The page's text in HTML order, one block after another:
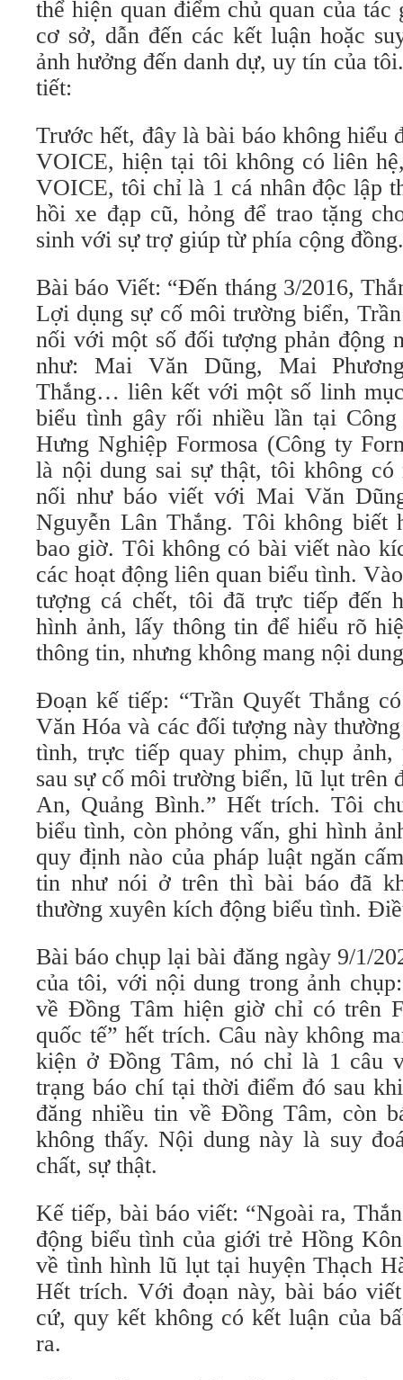
thể hiện quan điểm chủ quan của
cơ sở, dẫn đến các kết luận hoặc
ảnh hưởng đến danh dự, uy tín của
tiết:
Trước hết, đây là bài báo không hiểu
VOICE, hiện tại tôi không có liên
VOICE, tôi chỉ là 1 cá nhân độc lập
hồi xe đạp cũ, hỏng để trao tặng
sinh với sự trợ giúp từ phía cộng đồng.
Bài báo Viết: “Đến tháng 3/2016,
Lợi dụng sự cố môi trường biển,
nối với một số đối tượng phản động
như: Mai Văn Dũng, Mai
Thắng… liên kết với một số linh
biểu tình gây rối nhiều lần tại
Hưng Nghiệp Formosa (Công ty
là nội dung sai sự thật, tôi không
nối như báo viết với Mai Văn
Nguyễn Lân Thắng. Tôi không biết
bao giờ. Tôi không có bài viết nào
các hoạt động liên quan biểu tình.
tượng cá chết, tôi đã trực tiếp đến
hình ảnh, lấy thông tin để hiểu rõ
thông tin, nhưng không mang nội
Đoạn kế tiếp: “Trần Quyết Thắng
Văn Hóa và các đối tượng này
tình, trực tiếp quay phim, chụp ảnh,
sau sự cố môi trường biển, lũ lụt trên
An, Quảng Bình.” Hết trích. Tôi
biểu tình, còn phỏng vấn, ghi hình
quy định nào của pháp luật ngăn
tin như nói ở trên thì bài báo đã
thường xuyên kích động biểu tình.
Bài báo chụp lại bài đăng ngày 9/1/
của tôi, với nội dung trong ảnh
về Đồng Tâm hiện giờ chỉ có trên
quốc tế” hết trích. Câu này không
kiện ở Đồng Tâm, nó chỉ là 1 câu
trạng báo chí tại thời điểm đó sau
đăng nhiều tin về Đồng Tâm, còn
không thấy. Nội dung này là suy
chất, sự thật.
Kế tiếp, bài báo viết: “Ngoài ra,
động biểu tình của giới trẻ Hồng
về tình hình lũ lụt tại huyện Thạch
Hết trích. Với đoạn này, bài báo
cứ, quy kết không có kết luận của
ra.